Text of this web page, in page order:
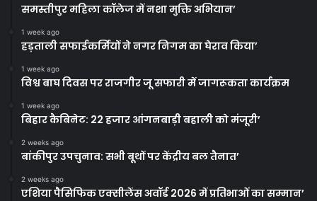
समस्तीपुर महिला कॉलेज में नशा मुक्ति अभियान’
1 week ago
हड़ताली सफाईकर्मियों ने नगर निगम का घेराव किया’
1 week ago
विश्व बाघ दिवस पर राजगीर जू सफारी में जागरूकता कार्यक्रम
1 week ago
बिहार कैबिनेट: 22 हजार आंगनबाड़ी बहाली को मंजूरी’
2 weeks ago
बांकीपुर उपचुनाव: सभी बूथों पर केंद्रीय बल तैनात’
2 weeks ago
एशिया पैसिफिक एक्सीलेंस अवॉर्ड 2026 में प्रतिभाओं का सम्मान’